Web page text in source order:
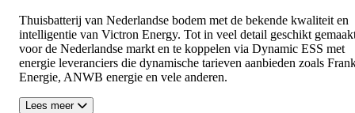
Thuisbatterij van Nederlandse bodem met de bekende kwaliteit en
intelligentie van Victron Energy. Tot in veel detail geschikt
voor de Nederlandse markt en te koppelen via Dynamic ESS met
energie leveranciers die dynamische tarieven aanbieden zoals
Energie, ANWB energie en vele anderen.
Lees meer